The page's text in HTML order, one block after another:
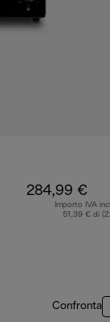
284,99 €
Importo IVA
51,39 € di
Confronta